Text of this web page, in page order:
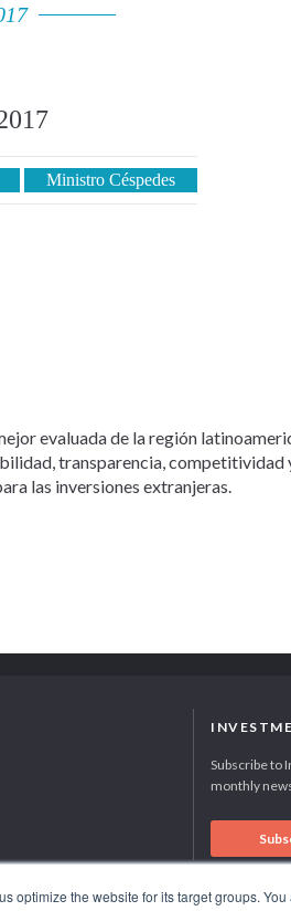
optimize the website for its target groups.
Ministro Céspedes
evaluada de la región
transparencia, competitividad
las inversiones extranjeras.
Subscribe to
monthly